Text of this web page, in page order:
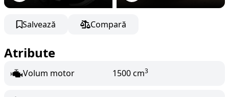
Salvează Compară
Atribute
Volum motor 1500 cm3